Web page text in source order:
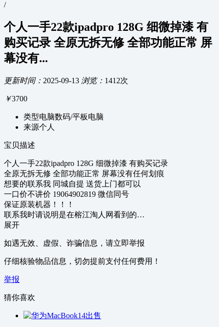
/
个人一手22款ipadpro 128G 细微掉漆 有
购买记录 全原无拆无修 全部功能正常 屏
幕没有...
更新时间： 2025-09-13 浏览： 1412次
￥3700
类型电脑数码/平板电脑
来源个人
宝贝描述
个人一手22款ipadpro 128G 细微掉漆 有购买记录
全原无拆无修 全部功能正常 屏幕没有任何划痕
想要的联系我 同城自提 送货上门都可以
一口价不讲价 19064902819 微信同号
保证原装机器！！！
联系我时请说明是在榕江淘人网看到的…
展开
如遇无效、虚假、诈骗信息，请立即举报
仔细核验物品信息，切勿提前支付任何费用！
举报
猜你喜欢